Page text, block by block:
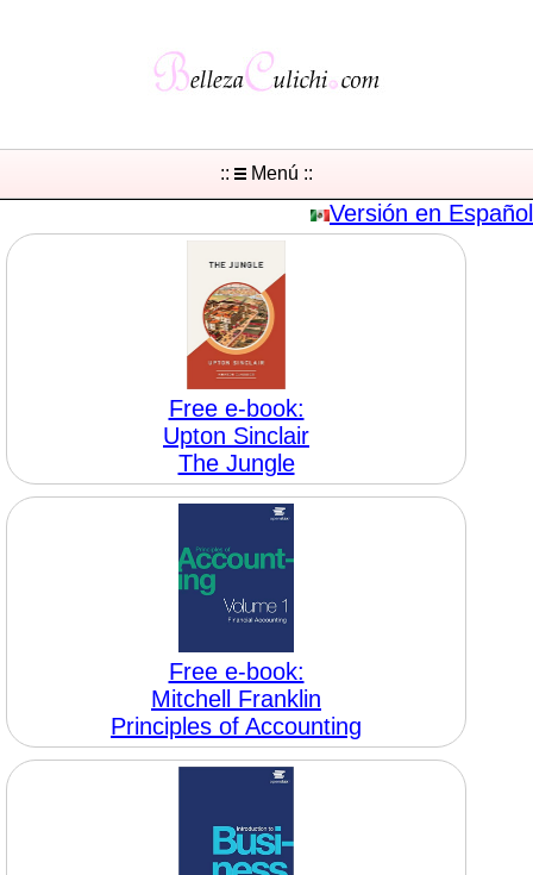
:: Menú ::
Versión en Español
Free e-book:
Upton Sinclair
The Jungle
Free e-book:
Mitchell Franklin
Principles of Accounting